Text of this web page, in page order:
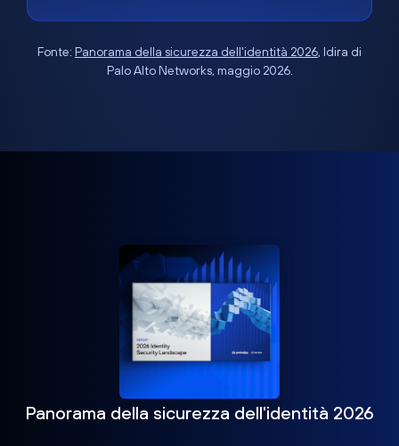
Fonte: Panorama della sicurezza dell'identità 2026, Idira di
Palo Alto Networks, maggio 2026.
Panorama della sicurezza dell'identità 2026